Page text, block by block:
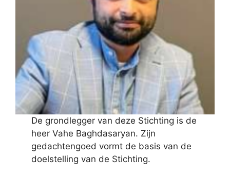
De grondlegger van deze Stichting is de
heer Vahe Baghdasaryan. Zijn
gedachtengoed vormt de basis van de
doelstelling van de Stichting.